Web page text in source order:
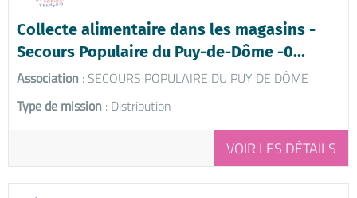
Collecte alimentaire dans les magasins -
Secours Populaire du Puy-de-Dôme -0...
Association : SECOURS POPULAIRE DU PUY DE DÔME
Type de mission : Distribution
VOIR LES DÉTAILS